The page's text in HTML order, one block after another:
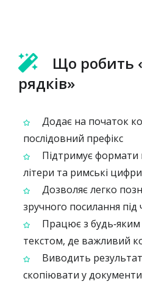
Що робить
рядків»
Додає на початок
послідовний префікс
Підтримує формати
літери та римські цифри
Дозволяє легко
зручного посилання під
Працює з
текстом, де важливий
Виводить
скопіювати у